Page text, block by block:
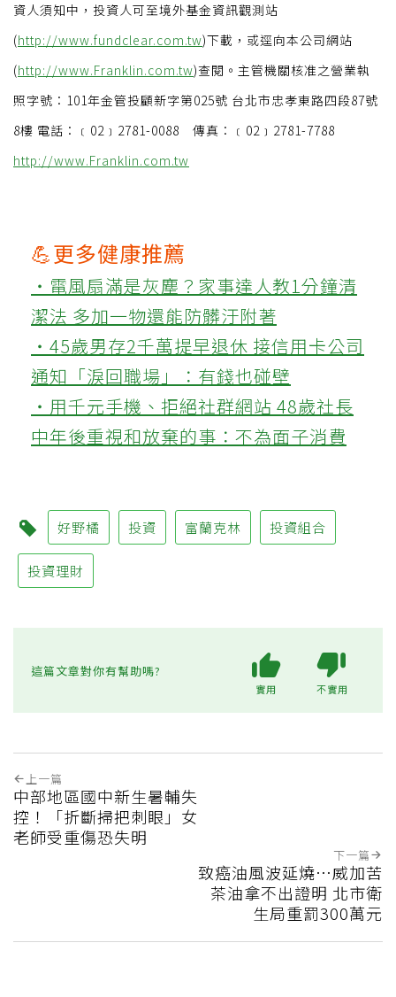
資人須知中，投資人可至境外基金資訊觀測站
(http://www.fundclear.com.tw)下載，或逕向本公司網站
(http://www.Franklin.com.tw)查閱。主管機關核准之營業執
照字號：101年金管投顧新字第025號 台北市忠孝東路四段87號
8樓 電話：﹝02﹞2781-0088 傳真：﹝02﹞2781-7788
http://www.Franklin.com.tw
💪更多健康推薦
‧電風扇滿是灰塵？家事達人教1分鐘清
潔法 多加一物還能防髒汙附著
‧45歲男存2千萬提早退休 接信用卡公司
通知「淚回職場」：有錢也碰壁
‧用千元手機、拒絕社群網站 48歲社長
中年後重視和放棄的事：不為面子消費
好野橘 投資 富蘭克林 投資組合
投資理財
這篇文章對你有幫助嗎?
實用 不實用
上一篇
中部地區國中新生暑輔失
控！「折斷掃把刺眼」女
老師受重傷恐失明
下一篇
致癌油風波延燒…威加苦
茶油拿不出證明 北市衛
生局重罰300萬元